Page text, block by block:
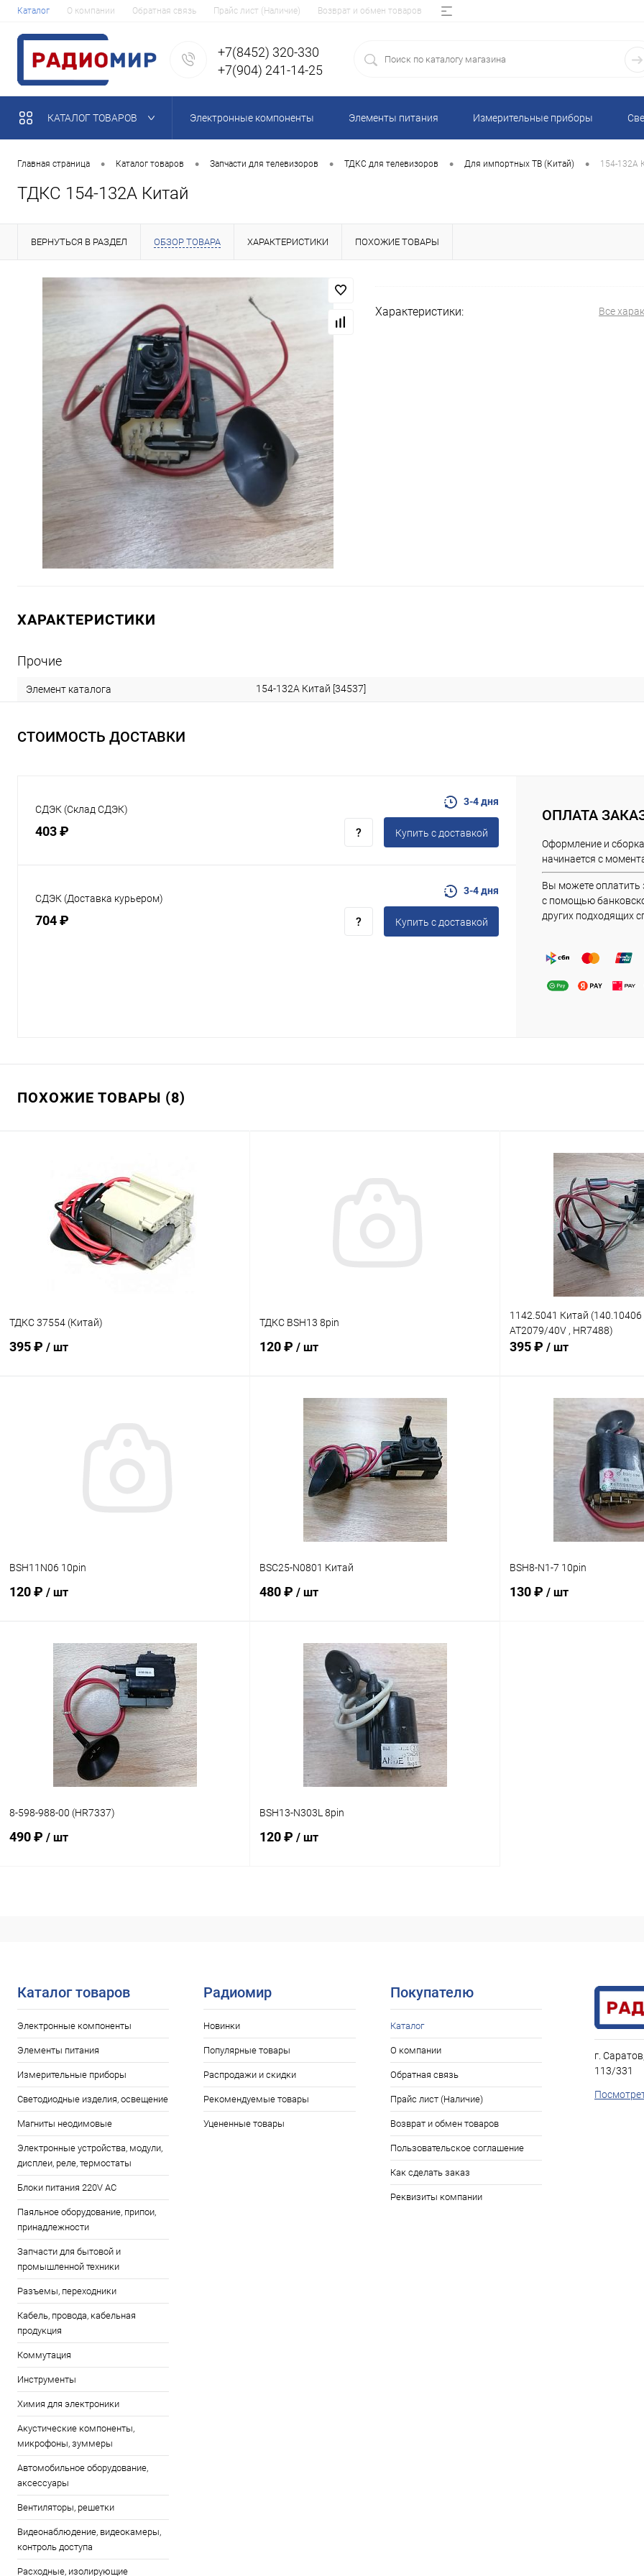
Каталог О компании Обратная связь Прайс лист (Наличие) Возврат и обмен товаров
+7(8452) 320-330
+7(904) 241-14-25
КАТАЛОГ ТОВАРОВ Электронные компоненты Элементы питания Измерительные приборы
Главная страница • Каталог товаров • Запчасти для телевизоров • ТДКС для телевизоров • Для импортных ТВ (Китай) • 154-132A
ТДКС 154-132A Китай
ВЕРНУТЬСЯ В РАЗДЕЛ ОБЗОР ТОВАРА ХАРАКТЕРИСТИКИ ПОХОЖИЕ ТОВАРЫ
Характеристики: Все
ХАРАКТЕРИСТИКИ
Прочие
Элемент каталога 154-132A Китай [34537]
СТОИМОСТЬ ДОСТАВКИ
СДЭК (Склад СДЭК)
403 ₽
3-4 дня
Купить c доставкой
СДЭК (Доставка курьером)
704 ₽
3-4 дня
Купить c доставкой
ОПЛАТА
Оформление и
начинается с
Вы можете оплатить
с помощью
других подходящих
ПОХОЖИЕ ТОВАРЫ (8)
ТДКС 37554 (Китай)
395 ₽ / шт
ТДКС BSH13 8pin
120 ₽ / шт
Сравнение
В избранное
В наличии: 1шт.
1142.5041 Китай (140.10406
AT2079/40V , HR7488)
395 ₽ / шт
Сравнение
В избранное
В
BSH11N06 10pin
120 ₽ / шт
В корзину
Сравнение
В избранное
В наличии: 1шт.
BSC25-N0801 Китай
480 ₽ / шт
В корзину
Сравнение
В избранное
В наличии: 3шт.
BSH8-N1-7 10pin
130 ₽ / шт
8-598-988-00 (HR7337)
490 ₽ / шт
BSH13-N303L 8pin
120 ₽ / шт
Каталог товаров
Электронные компоненты
Элементы питания
Измерительные приборы
Светодиодные изделия, освещение
Магниты неодимовые
Электронные устройства, модули,
дисплеи, реле, термостаты
Блоки питания 220V AC
Паяльное оборудование, припои,
принадлежности
Запчасти для бытовой и
промышленной техники
Разъемы, переходники
Кабель, провода, кабельная
продукция
Коммутация
Инструменты
Химия для электроники
Акустические компоненты,
микрофоны, зуммеры
Автомобильное оборудование,
аксессуары
Вентиляторы, решетки
Видеонаблюдение, видеокамеры,
контроль доступа
Расходные, изолирующие
Радиомир
Новинки
Популярные товары
Распродажи и скидки
Рекомендуемые товары
Уцененные товары
Покупателю
Каталог
О компании
Обратная связь
Прайс лист (Наличие)
Возврат и обмен товаров
Пользовательское соглашение
Как сделать заказ
Реквизиты компании
г.
113/331